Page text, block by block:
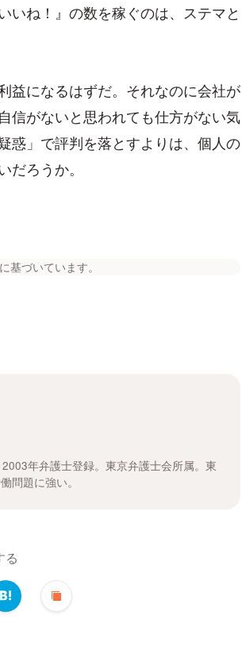
いね！』の数を稼ぐのは、ステマと
益になるはずだ。それなのに会社が
信がないと思われても仕方がない気
惑」で評判を落とすよりは、個人の
ろうか。
基づいています。
年弁護士登録。東京弁護士会所属。東
問題に強い。
る